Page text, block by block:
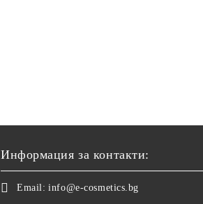
Информация за контакти:
Email: info@e-cosmetics.bg